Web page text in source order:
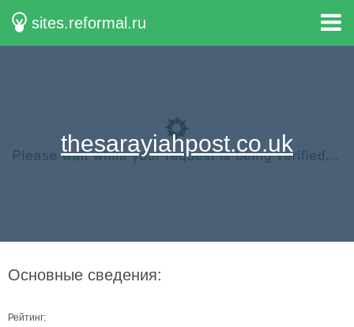
sites.reformal.ru
thesarayiahpost.co.uk
Основные сведения:
Рейтинг: